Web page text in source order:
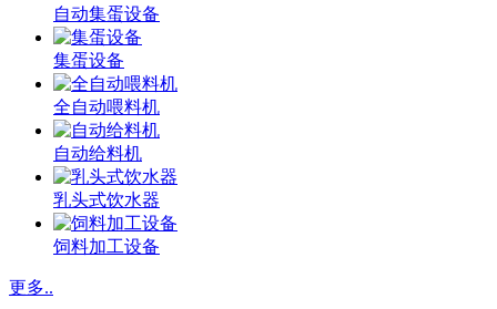
自动集蛋设备
集蛋设备
全自动喂料机
自动给料机
乳头式饮水器
饲料加工设备
更多..